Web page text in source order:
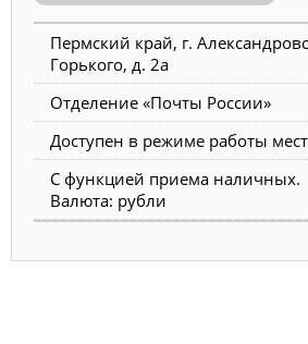
Пермский край, г.
Горького, д. 2а
Отделение «Почты России»
Доступен в режиме работы
С функцией приема наличных.
Валюта: рубли